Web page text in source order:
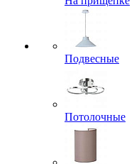
Подвесные
Потолочные